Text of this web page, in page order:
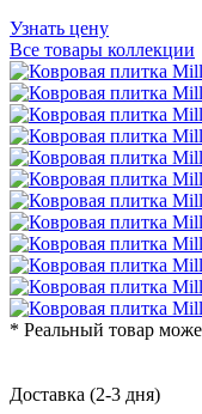
Узнать цену
Все товары коллекции
* Реальный товар
Доставка (2-3 дня)